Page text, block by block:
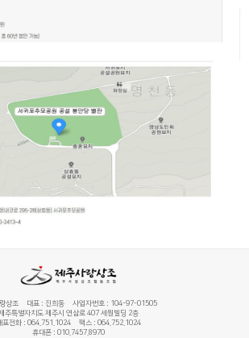
랑상조 대표 : 진희동 사업자번호 : 104-97-01505
주특별자치도 제주시 연삼로 407 세원빌딩 2층
표전화 : 064.751.1024 팩스 : 064.752.1024
휴대폰 : 010.7457.8970